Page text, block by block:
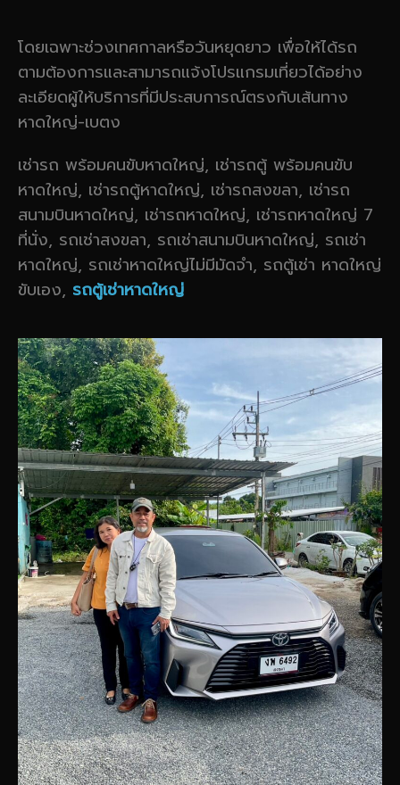
โดยเฉพาะช่วงเทศกาลหรือวันหยุดยาว เพื่อให้ได้รถ
ตามต้องการและสามารถแจ้งโปรแกรมเที่ยวได้อย่าง
ละเอียดผู้ให้บริการที่มีประสบการณ์ตรงกับเส้นทาง
หาดใหญ่-เบตง
เช่ารถ พร้อมคนขับหาดใหญ่, เช่ารถตู้ พร้อมคนขับ
หาดใหญ่, เช่ารถตู้หาดใหญ่, เช่ารถสงขลา, เช่ารถ
สนามบินหาดใหญ่, เช่ารถหาดใหญ่, เช่ารถหาดใหญ่ 7
ที่นั่ง, รถเช่าสงขลา, รถเช่าสนามบินหาดใหญ่, รถเช่า
หาดใหญ่, รถเช่าหาดใหญ่ไม่มีมัดจำ, รถตู้เช่า หาดใหญ่
ขับเอง, รถตู้เช่าหาดใหญ่